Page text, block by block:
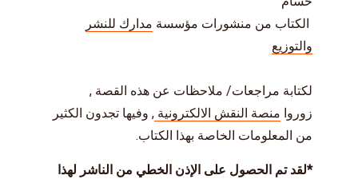
الكتاب من منشورات مؤسسة مدارك للنشر
والتوزيع
لكتابة مراجعات/ ملاحظات عن هذه القصة ,
زوروا منصة النقش الالكترونية , وفيها تجدون الكثير
من المعلومات الخاصة بهذا الكتاب.
*لقد تم الحصول على الإذن الخطي من الناشر لهذا